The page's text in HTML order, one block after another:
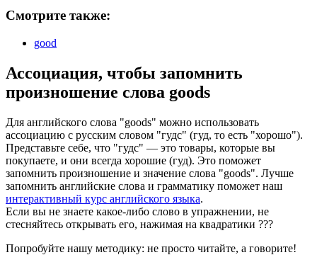
Смотрите также:
good
Ассоциация, чтобы запомнить
произношение слова goods
Для английского слова "goods" можно использовать
ассоциацию с русским словом "гудс" (гуд, то есть "хорошо").
Представьте себе, что "гудс" — это товары, которые вы
покупаете, и они всегда хорошие (гуд). Это поможет
запомнить произношение и значение слова "goods". Лучше
запомнить английские слова и грамматику поможет наш
интерактивный курс английского языка.
Если вы не знаете какое-либо слово в упражнении, не
стесняйтесь открывать его, нажимая на квадратики ???
Попробуйте нашу методику: не просто читайте, а говорите!